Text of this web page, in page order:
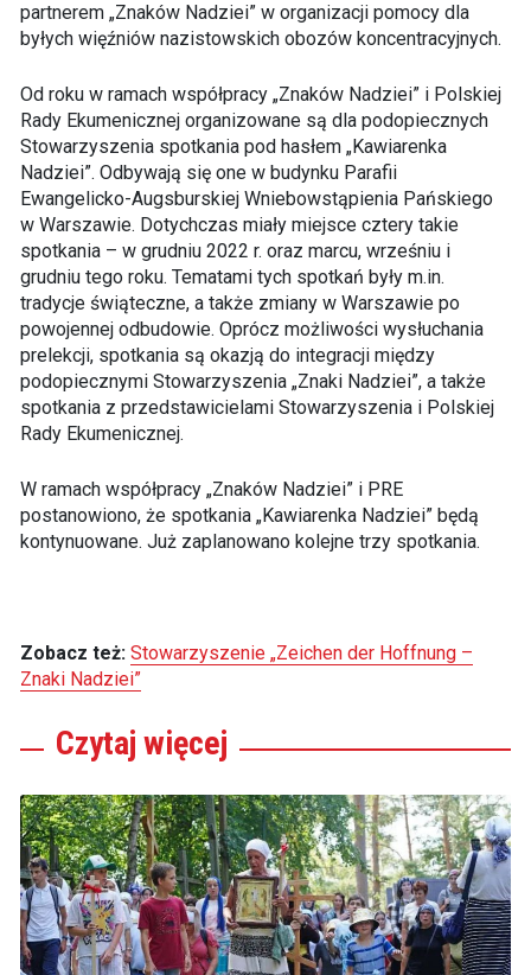
partnerem „Znaków Nadziei” w organizacji pomocy dla
byłych więźniów nazistowskich obozów koncentracyjnych.
Od roku w ramach współpracy „Znaków Nadziei” i Polskiej
Rady Ekumenicznej organizowane są dla podopiecznych
Stowarzyszenia spotkania pod hasłem „Kawiarenka
Nadziei”. Odbywają się one w budynku Parafii
Ewangelicko-Augsburskiej Wniebowstąpienia Pańskiego
w Warszawie. Dotychczas miały miejsce cztery takie
spotkania – w grudniu 2022 r. oraz marcu, wrześniu i
grudniu tego roku. Tematami tych spotkań były m.in.
tradycje świąteczne, a także zmiany w Warszawie po
powojennej odbudowie. Oprócz możliwości wysłuchania
prelekcji, spotkania są okazją do integracji między
podopiecznymi Stowarzyszenia „Znaki Nadziei”, a także
spotkania z przedstawicielami Stowarzyszenia i Polskiej
Rady Ekumenicznej.
W ramach współpracy „Znaków Nadziei” i PRE
postanowiono, że spotkania „Kawiarenka Nadziei” będą
kontynuowane. Już zaplanowano kolejne trzy spotkania.
Zobacz też: Stowarzyszenie „Zeichen der Hoffnung –
Znaki Nadziei”
Czytaj więcej